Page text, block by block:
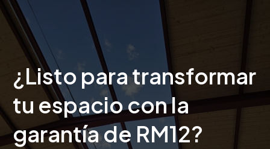
¿Listo para transformar
tu espacio con la
garantía de RM12?